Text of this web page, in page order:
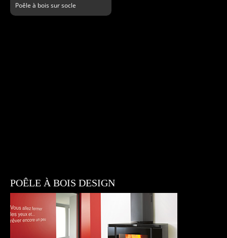
Poêle à bois sur socle
POÊLE À BOIS DESIGN